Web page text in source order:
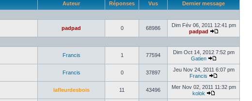
Auteur Réponses Vus Dernier message
padpad 0 68986
Dim Fév 06, 2011 12:41 pm
padpad
Francis 1 77594
Dim Oct 14, 2012 7:52 pm
Gatien
Francis 0 37897
Jeu Nov 24, 2011 6:07 pm
Francis
lafleurdesbois 11 43496
Mer Nov 02, 2011 11:32 pm
kolok